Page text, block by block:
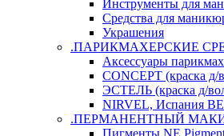
Инструменты для
Средства для
Украшения
.ПАРИКМАХЕРСКИЕ
Аксессуары
CONCEPT (краска д/
ЭСТЕЛЬ (краска д/
NIRVEL, Испания
.ПЕРМАНЕНТНЫЙ
Пигменты NE